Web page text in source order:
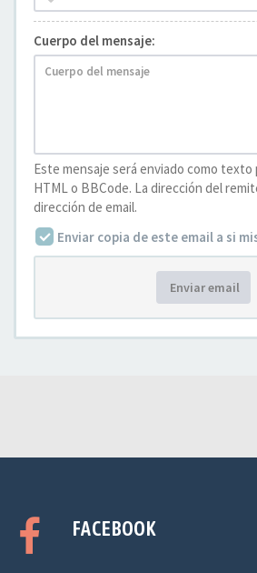
Cuerpo del mensaje:
Este mensaje será enviado como texto
HTML o BBCode. La dirección del
dirección de email.
Enviar copia de este email a si
Enviar email
FACEBOOK